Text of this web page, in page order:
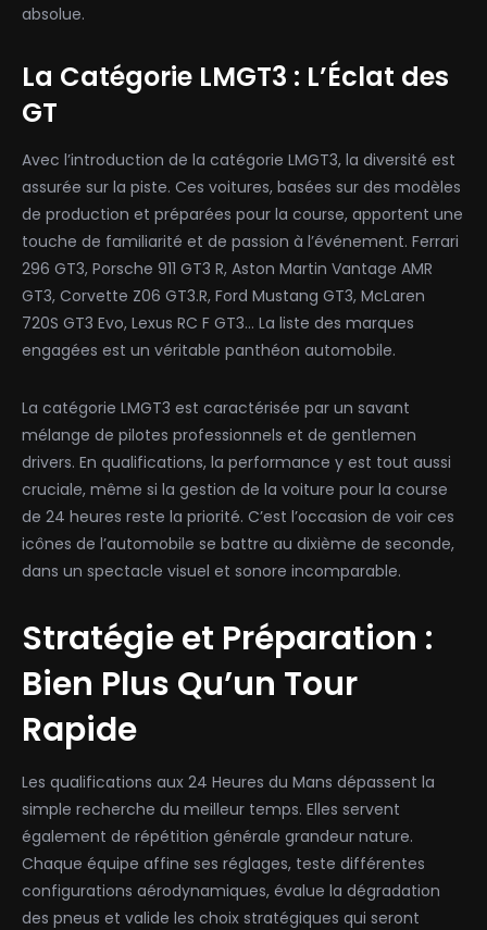
absolue.
La Catégorie LMGT3 : L’Éclat des
GT
Avec l’introduction de la catégorie LMGT3, la diversité est
assurée sur la piste. Ces voitures, basées sur des modèles
de production et préparées pour la course, apportent une
touche de familiarité et de passion à l’événement. Ferrari
296 GT3, Porsche 911 GT3 R, Aston Martin Vantage AMR
GT3, Corvette Z06 GT3.R, Ford Mustang GT3, McLaren
720S GT3 Evo, Lexus RC F GT3… La liste des marques
engagées est un véritable panthéon automobile.
La catégorie LMGT3 est caractérisée par un savant
mélange de pilotes professionnels et de gentlemen
drivers. En qualifications, la performance y est tout aussi
cruciale, même si la gestion de la voiture pour la course
de 24 heures reste la priorité. C’est l’occasion de voir ces
icônes de l’automobile se battre au dixième de seconde,
dans un spectacle visuel et sonore incomparable.
Stratégie et Préparation :
Bien Plus Qu’un Tour
Rapide
Les qualifications aux 24 Heures du Mans dépassent la
simple recherche du meilleur temps. Elles servent
également de répétition générale grandeur nature.
Chaque équipe affine ses réglages, teste différentes
configurations aérodynamiques, évalue la dégradation
des pneus et valide les choix stratégiques qui seront